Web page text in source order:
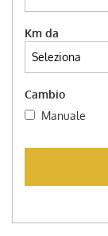
Km da
Cambio
Manuale